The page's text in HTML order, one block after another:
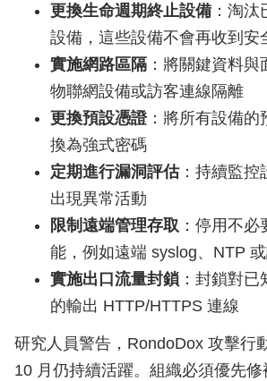
更換生命週期終止設備：淘汰
設備，這些設備不會再收到安
實施網路區隔：將關鍵資料與
物聯網設備或訪客連線隔離
更換預設憑證：將所有設備的
換為強式密碼
定期進行漏洞評估：持續監控
出現異常活動
限制遠端管理存取 ：停用不
能，例如遠端 syslog、NTP
實施出口流量封鎖：封鎖對已
的輸出 HTTP/HTTPS 連線
研究人員警告，RondoDox 攻擊行
10 月仍持續活躍。組織必須優先